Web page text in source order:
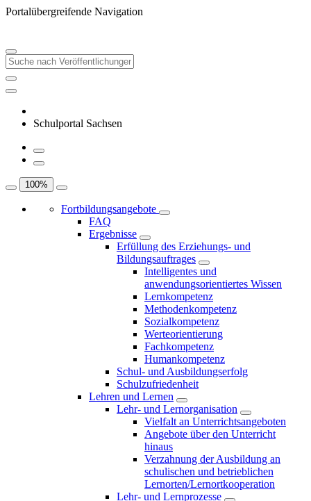
Portalübergreifende Navigation
Schulportal Sachsen
100%
Fortbildungsangebote
FAQ
Ergebnisse
Erfüllung des Erziehungs- und
Bildungsauftrages
Intelligentes und
anwendungsorientiertes Wissen
Lernkompetenz
Methodenkompetenz
Sozialkompetenz
Werteorientierung
Fachkompetenz
Humankompetenz
Schul- und Ausbildungserfolg
Schulzufriedenheit
Lehren und Lernen
Lehr- und Lernorganisation
Vielfalt an Unterrichtsangeboten
Angebote über den Unterricht
hinaus
Verzahnung der Ausbildung an
schulischen und betrieblichen
Lernorten/Lernortkooperation
Lehr- und Lernprozesse